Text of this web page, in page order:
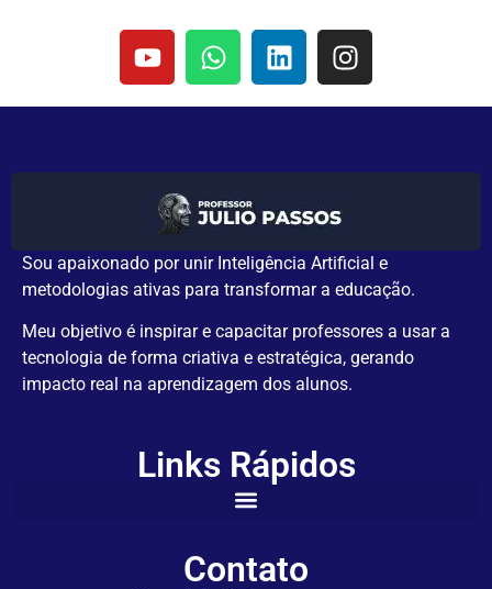
Sou apaixonado por unir Inteligência Artificial e
metodologias ativas para transformar a educação.
Meu objetivo é inspirar e capacitar professores a usar a
tecnologia de forma criativa e estratégica, gerando
impacto real na aprendizagem dos alunos.
Links Rápidos
Contato